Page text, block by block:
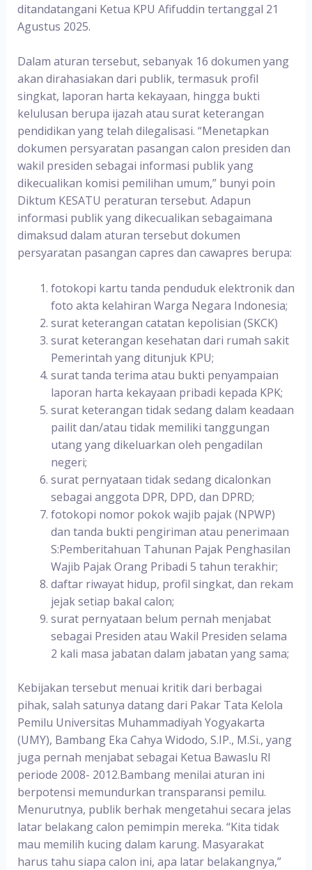
ditandatangani Ketua KPU Afifuddin tertanggal 21
Agustus 2025.
Dalam aturan tersebut, sebanyak 16 dokumen yang
akan dirahasiakan dari publik, termasuk profil
singkat, laporan harta kekayaan, hingga bukti
kelulusan berupa ijazah atau surat keterangan
pendidikan yang telah dilegalisasi. “Menetapkan
dokumen persyaratan pasangan calon presiden dan
wakil presiden sebagai informasi publik yang
dikecualikan komisi pemilihan umum,” bunyi poin
Diktum KESATU peraturan tersebut. Adapun
informasi publik yang dikecualikan sebagaimana
dimaksud dalam aturan tersebut dokumen
persyaratan pasangan capres dan cawapres berupa:
fotokopi kartu tanda penduduk elektronik dan
foto akta kelahiran Warga Negara Indonesia;
surat keterangan catatan kepolisian (SKCK)
surat keterangan kesehatan dari rumah sakit
Pemerintah yang ditunjuk KPU;
surat tanda terima atau bukti penyampaian
laporan harta kekayaan pribadi kepada KPK;
surat keterangan tidak sedang dalam keadaan
pailit dan/atau tidak memiliki tanggungan
utang yang dikeluarkan oleh pengadilan
negeri;
surat pernyataan tidak sedang dicalonkan
sebagai anggota DPR, DPD, dan DPRD;
fotokopi nomor pokok wajib pajak (NPWP)
dan tanda bukti pengiriman atau penerimaan
S:Pemberitahuan Tahunan Pajak Penghasilan
Wajib Pajak Orang Pribadi 5 tahun terakhir;
daftar riwayat hidup, profil singkat, dan rekam
jejak setiap bakal calon;
surat pernyataan belum pernah menjabat
sebagai Presiden atau Wakil Presiden selama
2 kali masa jabatan dalam jabatan yang sama;
Kebijakan tersebut menuai kritik dari berbagai
pihak, salah satunya datang dari Pakar Tata Kelola
Pemilu Universitas Muhammadiyah Yogyakarta
(UMY), Bambang Eka Cahya Widodo, S.IP., M.Si., yang
juga pernah menjabat sebagai Ketua Bawaslu RI
periode 2008- 2012.Bambang menilai aturan ini
berpotensi memundurkan transparansi pemilu.
Menurutnya, publik berhak mengetahui secara jelas
latar belakang calon pemimpin mereka. “Kita tidak
mau memilih kucing dalam karung. Masyarakat
harus tahu siapa calon ini, apa latar belakangnya,”